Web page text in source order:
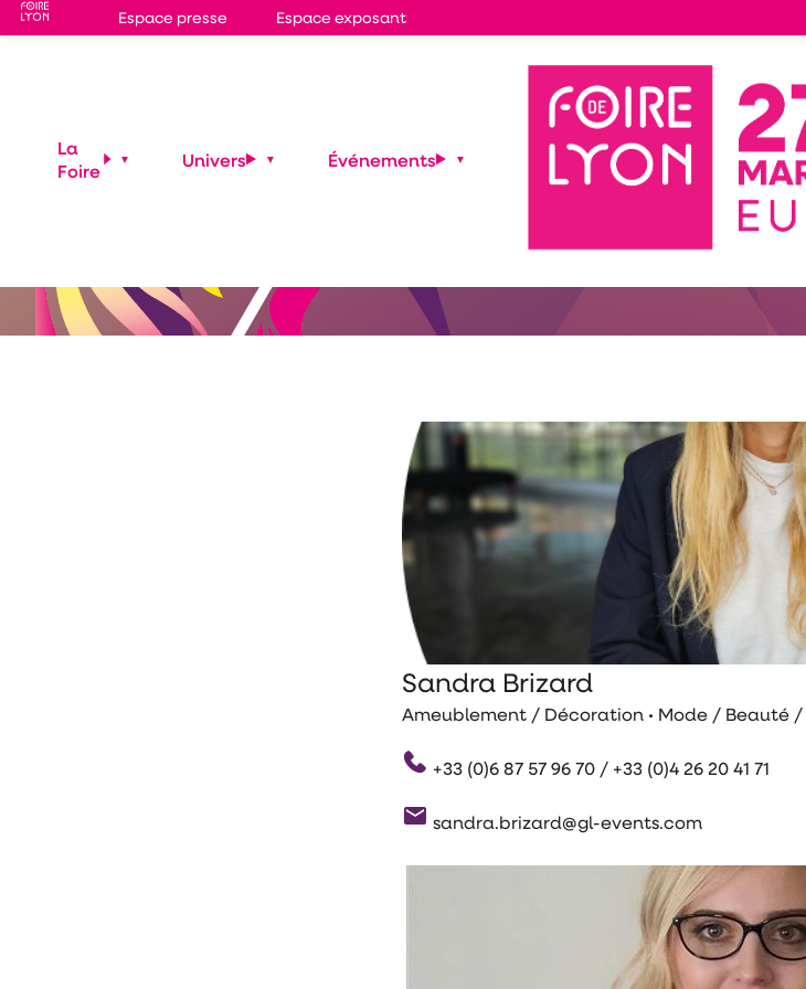
Espace presse Espace exposant
Notre
Sandra Brizard
Ameublement / Décoration • Mode / Beauté /
+33 (0)6 87 57 96 70 / +33 (0)4 26 20 41 71
sandra.brizard@gl-events.com
La
Foire
Univers Événements